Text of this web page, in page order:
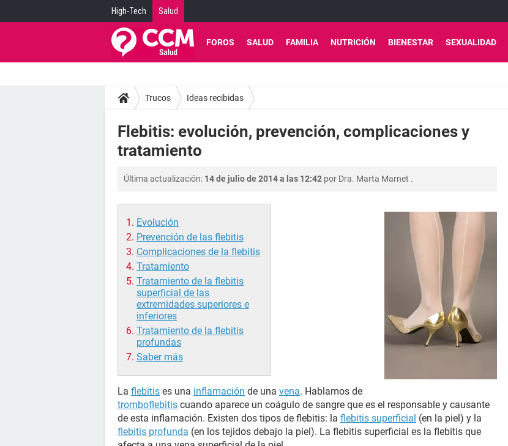
High-Tech Salud
FOROS SALUD FAMILIA NUTRICIÓN BIENESTAR SEXUALIDAD
Trucos Ideas recibidas
Flebitis: evolución, prevención, complicaciones y
tratamiento
Última actualización: 14 de julio de 2014 a las 12:42 por Dra. Marta Marnet .
Evolución
Prevención de las flebitis
Complicaciones de la flebitis
Tratamiento
Tratamiento de la flebitis
superficial de las
extremidades superiores e
inferiores
Tratamiento de la flebitis
profundas
Saber más
La flebitis es una inflamación de una vena. Hablamos de
tromboflebitis cuando aparece un coágulo de sangre que es el responsable y causante
de esta inflamación. Existen dos tipos de flebitis: la flebitis superficial (en la piel) y la
flebitis profunda (en los tejidos debajo la piel). La flebitis superficial es la flebitis que